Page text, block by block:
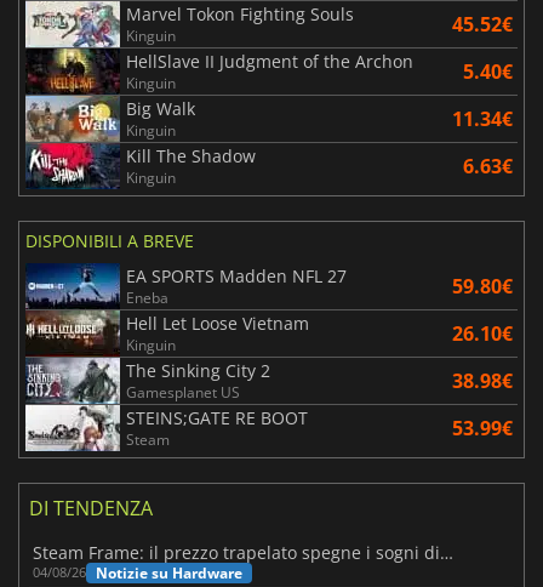
Marvel Tokon Fighting Souls
Kinguin 45.52€
HellSlave II Judgment of the Archon
Kinguin 5.40€
Big Walk
Kinguin 11.34€
Kill The Shadow
Kinguin 6.63€
DISPONIBILI A BREVE
EA SPORTS Madden NFL 27
Eneba 59.80€
Hell Let Loose Vietnam
Kinguin 26.10€
The Sinking City 2
Gamesplanet US 38.98€
STEINS;GATE RE BOOT
Steam 53.99€
DI TENDENZA
Steam Frame: il prezzo trapelato spegne i sogni di un VR economico
04/08/26 Notizie su Hardware